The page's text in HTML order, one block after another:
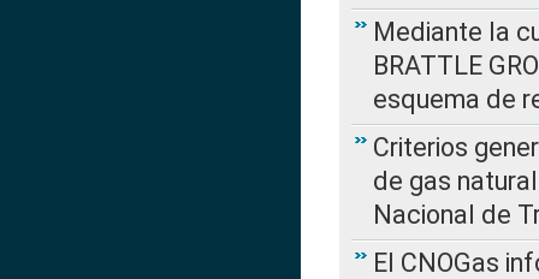
Mediante la
BRATTLE
esquema de
Criterios
de gas
Nacional de
El CNOGas